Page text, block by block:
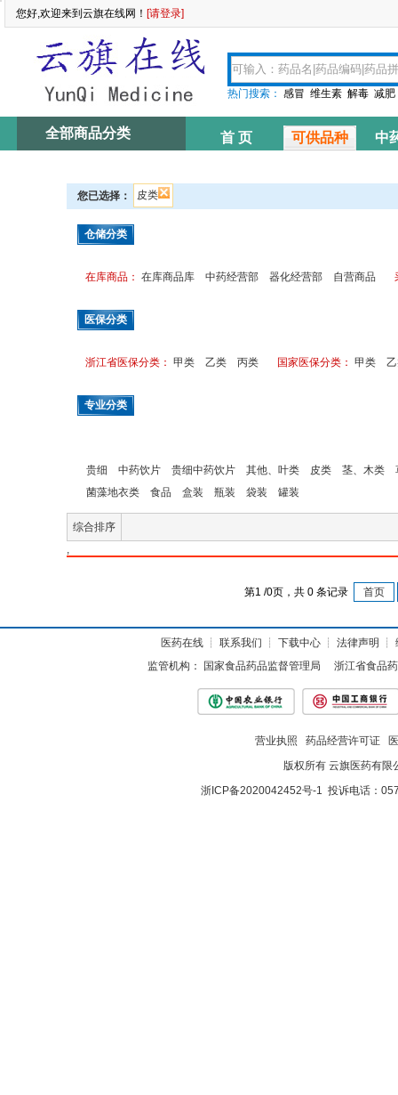
您好,欢迎来到云旗在线网！ [请登录]
热门搜索：感冒 维生素 解毒 减肥
全部商品分类 首 页 可供品种
中
您已选择： 皮类
仓储分类
在库商品： 在库商品库 中药经营部 器化经营部 自营商品
医保分类
浙江省医保分类： 甲类 乙类 丙类 国家医保分类： 甲类
专业分类
贵细 中药饮片 贵细中药饮片 其他、叶类 皮类 茎、木类
菌藻地衣类
食品 盒装 瓶装 袋装 罐装
综合排序
,
第1 /0页，共 0条记录 首页
医药在线┊ 联系我们 ┊ 下载中心┊ 法律声明 ┊
监管机构：
国家食品药品监督管理局 浙江省食品
营业执照 药品经营许可证
版权所有 云旗医药有限
浙ICP备2020042452号-1 投诉电话：